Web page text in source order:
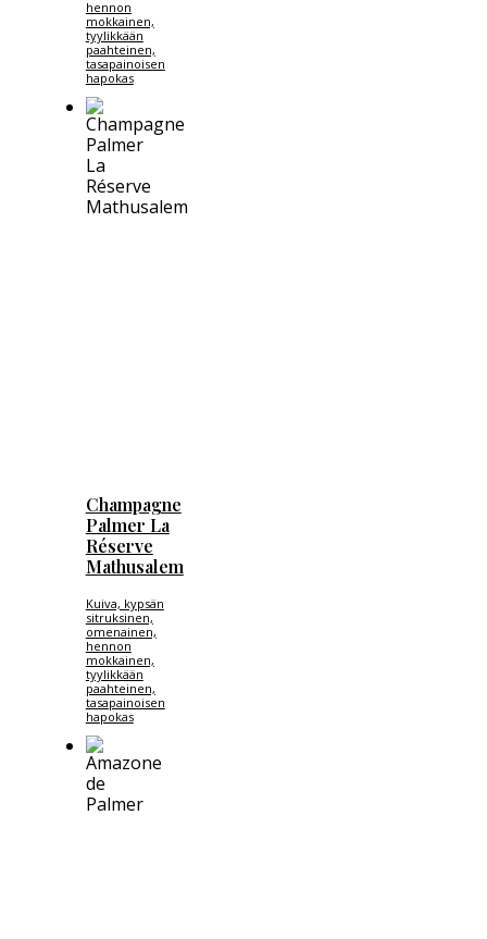
hennon
mokkainen,
tyylikkään
paahteinen,
tasapainoisen
hapokas
Champagne
Palmer La
Réserve
Mathusalem
Kuiva, kypsän
sitruksinen,
omenainen,
hennon
mokkainen,
tyylikkään
paahteinen,
tasapainoisen
hapokas